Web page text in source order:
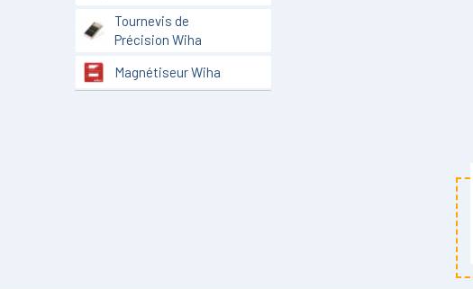
Tournevis de
Précision Wiha
Magnétiseur Wiha